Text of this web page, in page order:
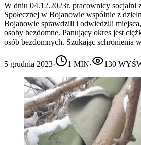
W dniu 04.12.2023r. pracownicy socjalni
Społecznej w Bojanowie wspólnie z
Bojanowie sprawdzili i odwiedzili
osoby bezdomne. Panujący okres jest
osób bezdomnych. Szukając schronienia
5 grudnia 2023· 1 MIN· 130